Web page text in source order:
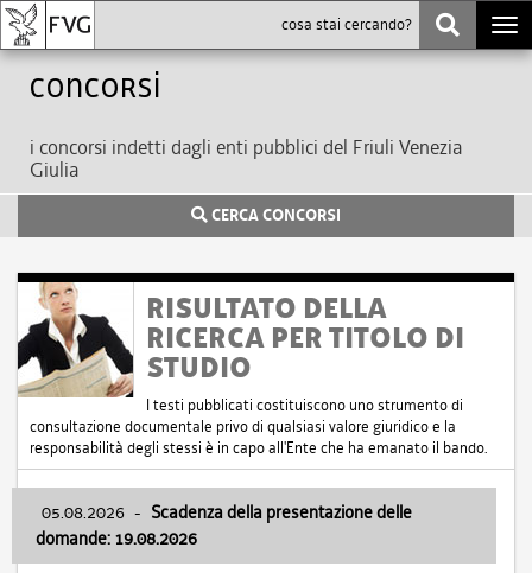
Concorsi
i concorsi indetti dagli enti pubblici del Friuli Venezia
Giulia
CERCA CONCORSI
RISULTATO DELLA
RICERCA PER TITOLO DI
STUDIO
I testi pubblicati costituiscono uno strumento di
consultazione documentale privo di qualsiasi valore giuridico e la
responsabilità degli stessi è in capo all'Ente che ha emanato il bando.
05.08.2026 - Scadenza della presentazione delle
domande: 19.08.2026